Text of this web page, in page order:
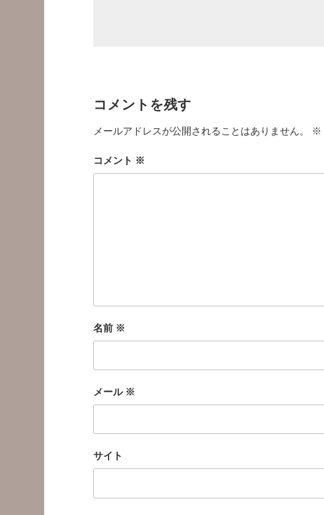
コメントを残す
メールアドレスが公開されることはありません。 ※
コメント ※
名前 ※
メール ※
サイト